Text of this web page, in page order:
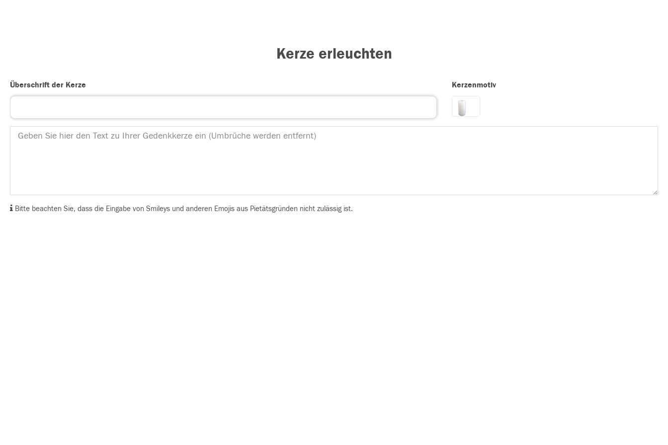
Kerze erleuchten
Überschrift der Kerze Kerzenmotiv
Bitte beachten Sie, dass die Eingabe von Smileys und anderen Emojis aus Pietätsgründen nicht zulässig ist.